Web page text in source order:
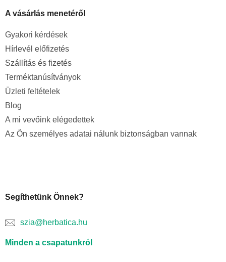
A vásárlás menetéről
Gyakori kérdések
Hírlevél előfizetés
Szállítás és fizetés
Terméktanúsítványok
Üzleti feltételek
Blog
A mi vevőink elégedettek
Az Ön személyes adatai nálunk biztonságban vannak
Segíthetünk Önnek?
szia@herbatica.hu
Minden a csapatunkról